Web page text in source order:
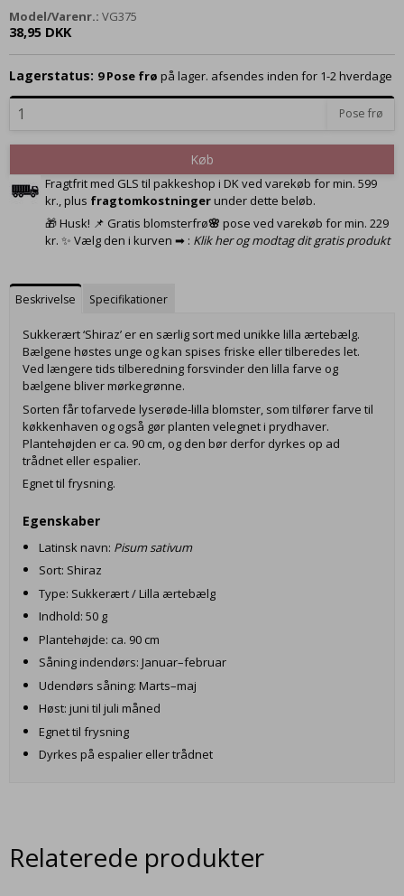
Model/Varenr.: VG375
38,95 DKK
Lagerstatus: 9 Pose frø på lager. afsendes inden for 1-2 hverdage
Pose frø
Køb
Fragtfrit med GLS til pakkeshop i DK ved varekøb for min. 599
kr., plus fragtomkostningerunder dette beløb.
🎁 Husk! 📌 Gratis blomsterfrø🌸 pose ved varekøb for min. 229
kr. ✨ Vælg den i kurven ➡ : Klik her og modtag dit gratis produkt
Beskrivelse Specifikationer
Sukkerært ‘Shiraz’ er en særlig sort med unikke lilla ærtebælg.
Bælgene høstes unge og kan spises friske eller tilberedes let.
Ved længere tids tilberedning forsvinder den lilla farve og
bælgene bliver mørkegrønne.
Sorten får tofarvede lyserøde-lilla blomster, som tilfører farve til
køkkenhaven og også gør planten velegnet i prydhaver.
Plantehøjden er ca. 90 cm, og den bør derfor dyrkes op ad
trådnet eller espalier.
Egnet til frysning.
Egenskaber
Latinsk navn: Pisum sativum
Sort: Shiraz
Type: Sukkerært / Lilla ærtebælg
Indhold: 50 g
Plantehøjde: ca. 90 cm
Såning indendørs: Januar–februar
Udendørs såning: Marts–maj
Høst: juni til juli måned
Egnet til frysning
Dyrkes på espalier eller trådnet
Relaterede produkter